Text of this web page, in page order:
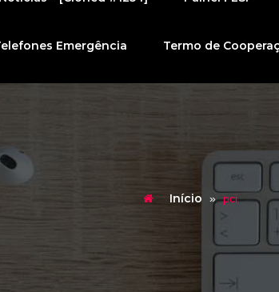
Emergência Termo de
Início » pci